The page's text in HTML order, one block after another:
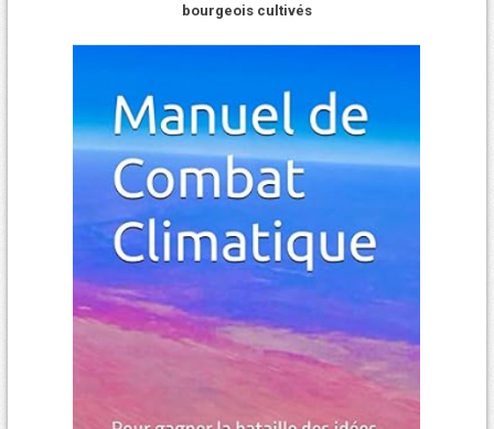
bourgeois cultivés